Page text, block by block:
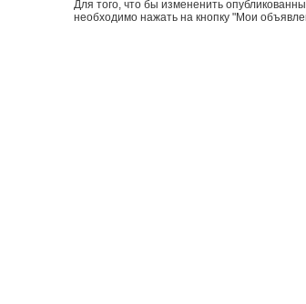
Для того, что бы измененить
необходимо нажать на кнопку "Мои